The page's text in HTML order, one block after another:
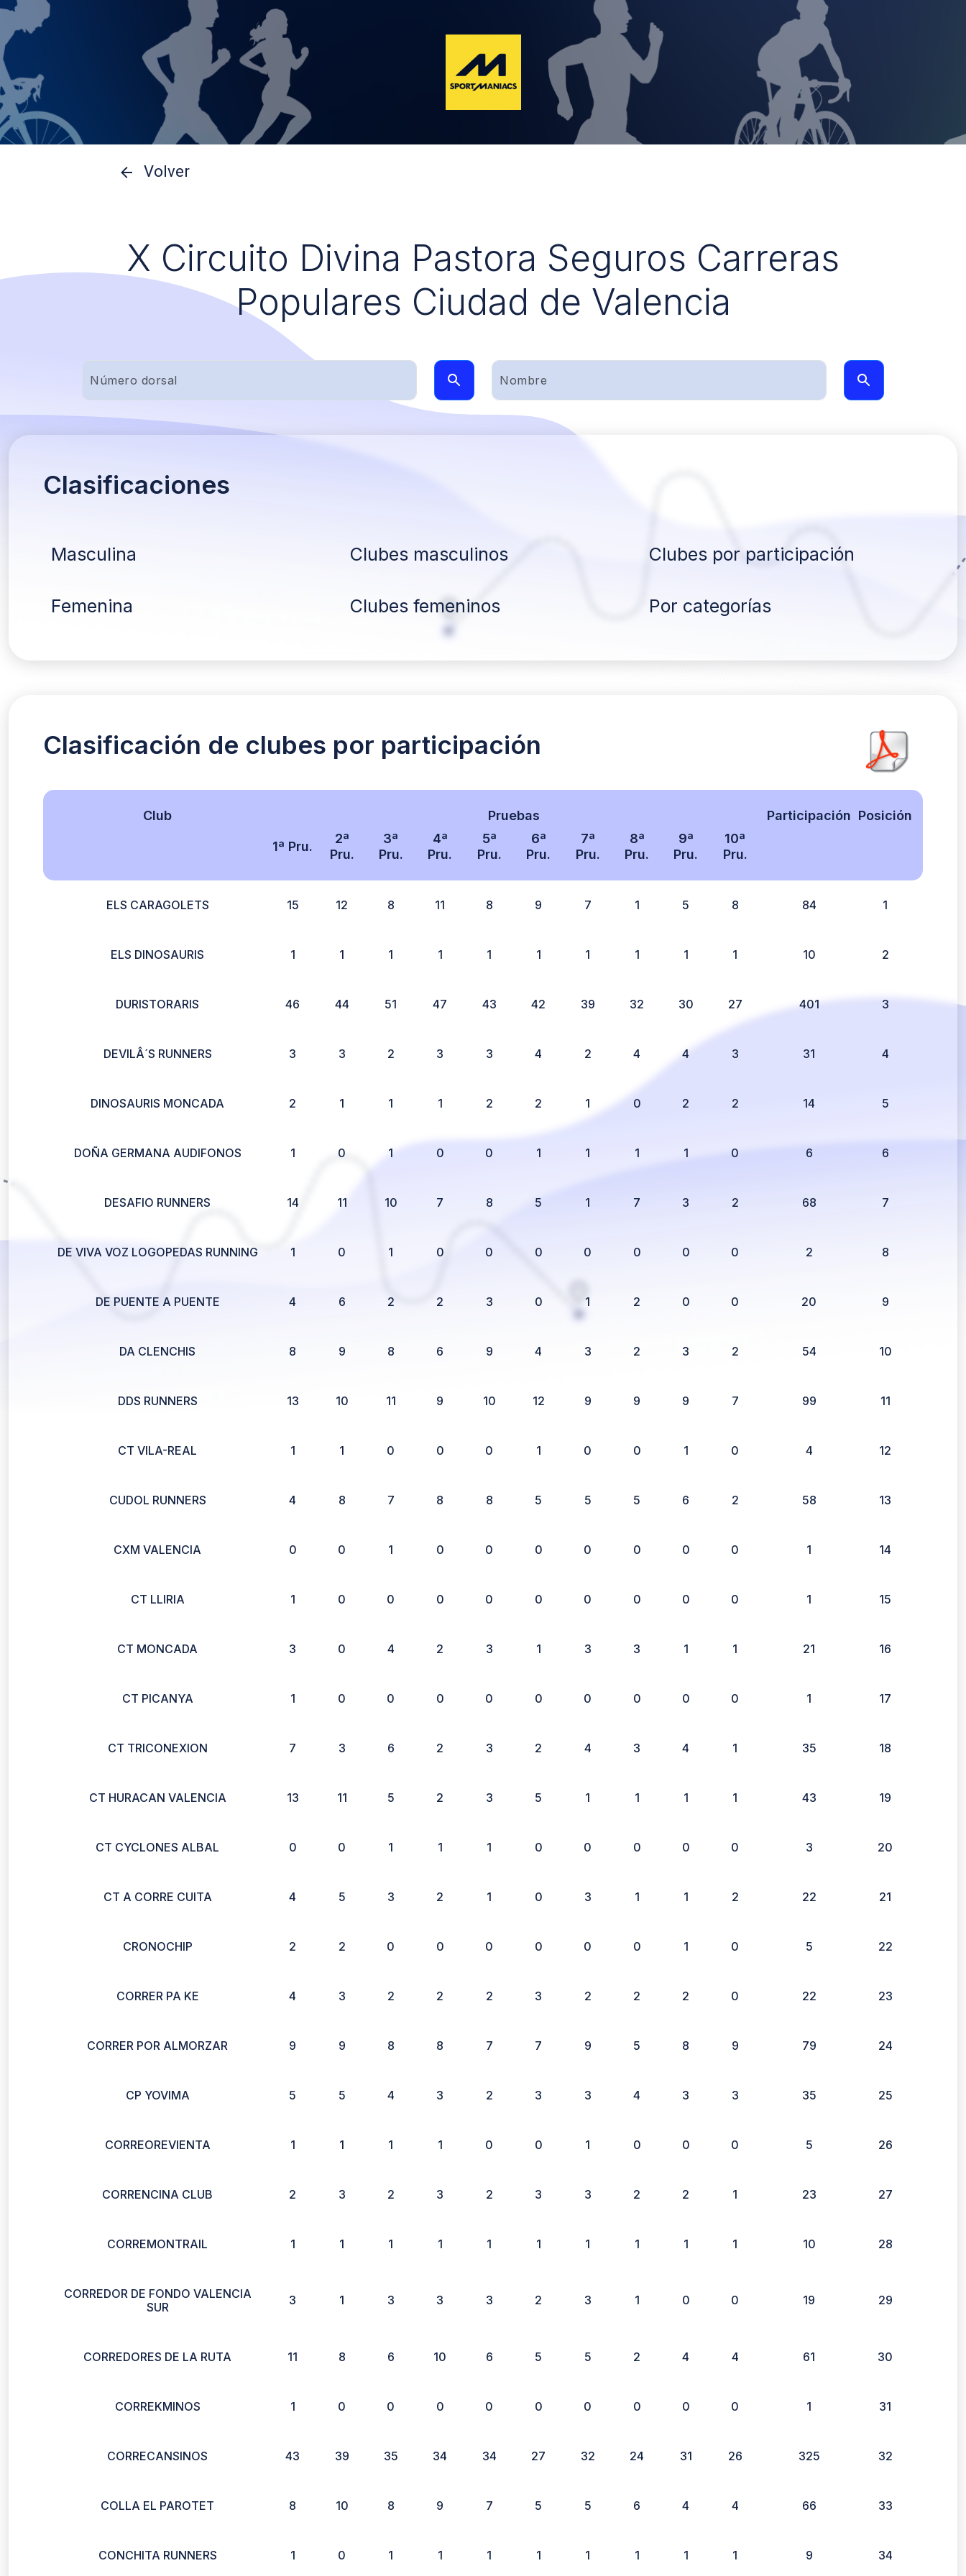
Volver
X Circuito Divina Pastora Seguros Carreras
Populares Ciudad de Valencia
Clasificaciones
Masculina Clubes masculinos Clubes por participación
Femenina Clubes femeninos Por categorías
Clasificación de clubes por participación
Club Pruebas
1ª Pru.
2ª
Pru.
3ª
Pru.
4ª
Pru.
5ª
Pru.
6ª
Pru.
7ª
Pru.
8ª
Pru.
9ª
Pru.
10ª
Pru.
Participación Posición
ELS CARAGOLETS 15 12 8 11 8 9 7 1 5 8 84 1
ELS DINOSAURIS 1 1 1 1 1 1 1 1 1 1 10 2
DURISTORARIS 46 44 51 47 43 42 39 32 30 27 401 3
DEVILÂ´S RUNNERS 3 3 2 3 3 4 2 4 4 3 31 4
DINOSAURIS MONCADA 2 1 1 1 2 2 1 0 2 2 14 5
DOÑA GERMANA AUDIFONOS 1 0 1 0 0 1 1 1 1 0 6 6
DESAFIO RUNNERS 14 11 10 7 8 5 1 7 3 2 68 7
DE VIVA VOZ LOGOPEDAS RUNNING 1 0 1 0 0 0 0 0 0 0 2 8
DE PUENTE A PUENTE 4 6 2 2 3 0 1 2 0 0 20 9
DA CLENCHIS 8 9 8 6 9 4 3 2 3 2 54 10
DDS RUNNERS 13 10 11 9 10 12 9 9 9 7 99 11
CT VILA-REAL 1 1 0 0 0 1 0 0 1 0 4 12
CUDOL RUNNERS 4 8 7 8 8 5 5 5 6 2 58 13
CXM VALENCIA 0 0 1 0 0 0 0 0 0 0 1 14
CT LLIRIA 1 0 0 0 0 0 0 0 0 0 1 15
CT MONCADA 3 0 4 2 3 1 3 3 1 1 21 16
CT PICANYA 1 0 0 0 0 0 0 0 0 0 1 17
CT TRICONEXION 7 3 6 2 3 2 4 3 4 1 35 18
CT HURACAN VALENCIA 13 11 5 2 3 5 1 1 1 1 43 19
CT CYCLONES ALBAL 0 0 1 1 1 0 0 0 0 0 3 20
CT A CORRE CUITA 4 5 3 2 1 0 3 1 1 2 22 21
CRONOCHIP 2 2 0 0 0 0 0 0 1 0 5 22
CORRER PA KE 4 3 2 2 2 3 2 2 2 0 22 23
CORRER POR ALMORZAR 9 9 8 8 7 7 9 5 8 9 79 24
CP YOVIMA 5 5 4 3 2 3 3 4 3 3 35 25
CORREOREVIENTA 1 1 1 1 0 0 1 0 0 0 5 26
CORRENCINA CLUB 2 3 2 3 2 3 3 2 2 1 23 27
CORREMONTRAIL 1 1 1 1 1 1 1 1 1 1 10 28
CORREDOR DE FONDO VALENCIA
SUR
3 1 3 3 3 2 3 1 0 0 19 29
CORREDORES DE LA RUTA 11 8 6 10 6 5 5 2 4 4 61 30
CORREKMINOS 1 0 0 0 0 0 0 0 0 0 1 31
CORRECANSINOS 43 39 35 34 34 27 32 24 31 26 325 32
COLLA EL PAROTET 8 10 8 9 7 5 5 6 4 4 66 33
CONCHITA RUNNERS 1 0 1 1 1 1 1 1 1 1 9 34